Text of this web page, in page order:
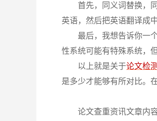
首先，同义词替换，
英语，然后把英语翻译成
最后，我想告诉你一
性系统可能有特殊系统，
以上就是关于论文检
是多少才能够有所对比。
论文查重资讯文章内容